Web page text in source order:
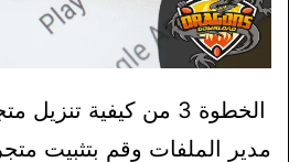
الخطوة 3 من كيفية
مدير الملفات وقم بتثبيت متجر Google Play